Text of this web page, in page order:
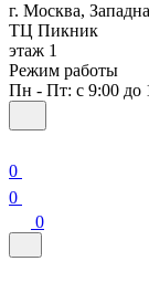
г. Москва,
ТЦ Пикник
этаж 1
Режим работы
Пн - Пт: с 9:00 до
0
0
0